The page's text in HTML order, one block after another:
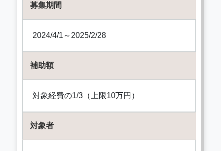
募集期間
2024/4/1～2025/2/28
補助額
対象経費の1/3（上限10万円）
対象者